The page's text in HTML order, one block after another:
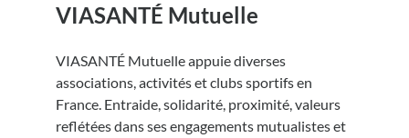
VIASANTÉ Mutuelle
VIASANTÉ Mutuelle appuie diverses
associations, activités et clubs sportifs en
France. Entraide, solidarité, proximité, valeurs
reflétées dans ses engagements mutualistes et